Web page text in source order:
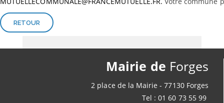
RETOUR
Mairie de Forges
2 place de la Mairie - 77130 Forges
Tel : 01 60 73 55 99